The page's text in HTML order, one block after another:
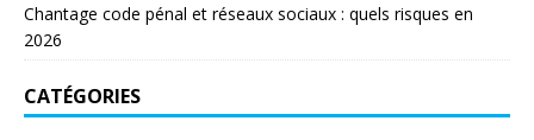
Chantage code pénal et réseaux sociaux : quels risques en
2026
CATÉGORIES